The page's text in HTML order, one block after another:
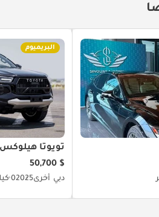
البريميوم
تويوتا هيلوكس
$ 50,700
دبي أخرى20250 كيلومتر